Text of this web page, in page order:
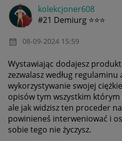
kolekcjoner608
#21 Demiurg ⭐⭐⭐
‎08-09-2024 15:59
Wystawiając dodajesz
zezwalasz według regulaminu
wykorzystywanie swojej
opisów tym wszystkim
ale jak widzisz ten proceder
powinieneś interweniować i
sobie tego nie życzysz.